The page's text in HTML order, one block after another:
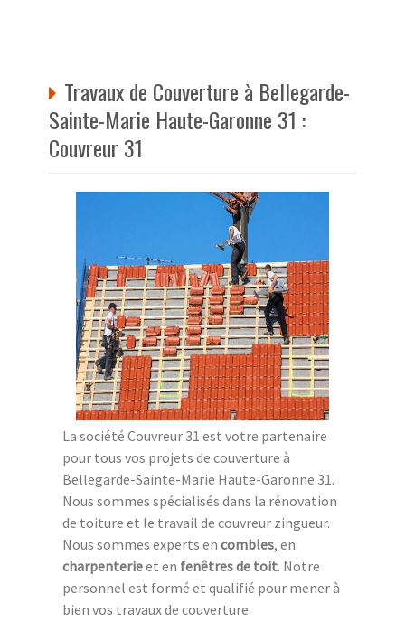
Travaux de Couverture à Bellegarde-
Sainte-Marie Haute-Garonne 31 :
Couvreur 31
La société Couvreur 31 est votre partenaire
pour tous vos projets de couverture à
Bellegarde-Sainte-Marie Haute-Garonne 31.
Nous sommes spécialisés dans la rénovation
de toiture et le travail de couvreur zingueur.
Nous sommes experts en combles, en
charpenterieet en fenêtres de toit. Notre
personnel est formé et qualifié pour mener à
bien vos travaux de couverture.